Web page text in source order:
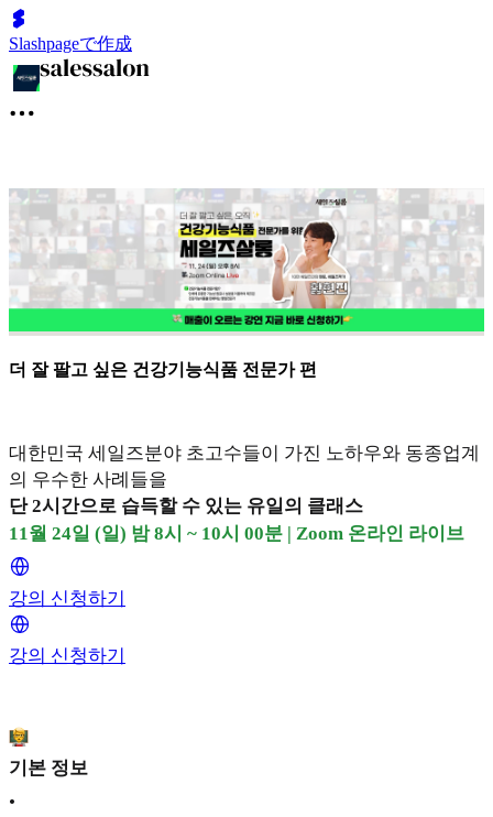
Slashpageで作成
더 잘 팔고 싶은 건강기능식품 전문가 편
대한민국 세일즈분야 초고수들이 가진 노하우와 동종업계
의 우수한 사례들을
단 2시간으로 습득할 수 있는 유일의 클래스
11월 24일 (일) 밤 8시 ~ 10시 00분 | Zoom 온라인 라이브
강의 신청하기
강의 신청하기
기본 정보
•